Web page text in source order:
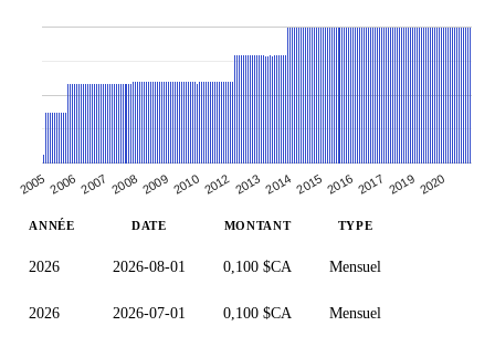
2005 2006 2007 20082009 2010 2012 20132014 2015 2016 2017 2019 2020
ANNÉE DATE MONTANT TYPE
2026 2026-08-01 0,100 $CA Mensuel
2026 2026-07-01 0,100 $CA Mensuel